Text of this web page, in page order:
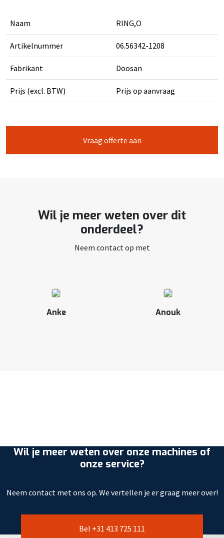
Naam RING,O
Artikelnummer 06.56342-1208
Fabrikant Doosan
Prijs (excl. BTW) Prijs op aanvraag
Vraag offerte aan
Wil je meer weten over dit
onderdeel?
Neem contact op met
Anke Anouk
Wil je meer weten over onze machines of
onze service?
Neem contact met ons op. We vertellen je er graag meer over!
Bel +31 413 725 111